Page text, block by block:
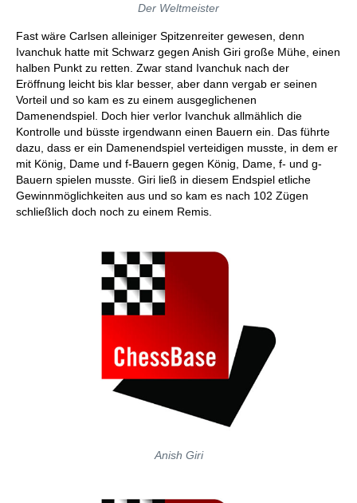
Der Weltmeister
Fast wäre Carlsen alleiniger Spitzenreiter gewesen, denn
Ivanchuk hatte mit Schwarz gegen Anish Giri große Mühe, einen
halben Punkt zu retten. Zwar stand Ivanchuk nach der
Eröffnung leicht bis klar besser, aber dann vergab er seinen
Vorteil und so kam es zu einem ausgeglichenen
Damenendspiel. Doch hier verlor Ivanchuk allmählich die
Kontrolle und büsste irgendwann einen Bauern ein. Das führte
dazu, dass er ein Damenendspiel verteidigen musste, in dem er
mit König, Dame und f-Bauern gegen König, Dame, f- und g-
Bauern spielen musste. Giri ließ in diesem Endspiel etliche
Gewinnmöglichkeiten aus und so kam es nach 102 Zügen
schließlich doch noch zu einem Remis.
Anish Giri